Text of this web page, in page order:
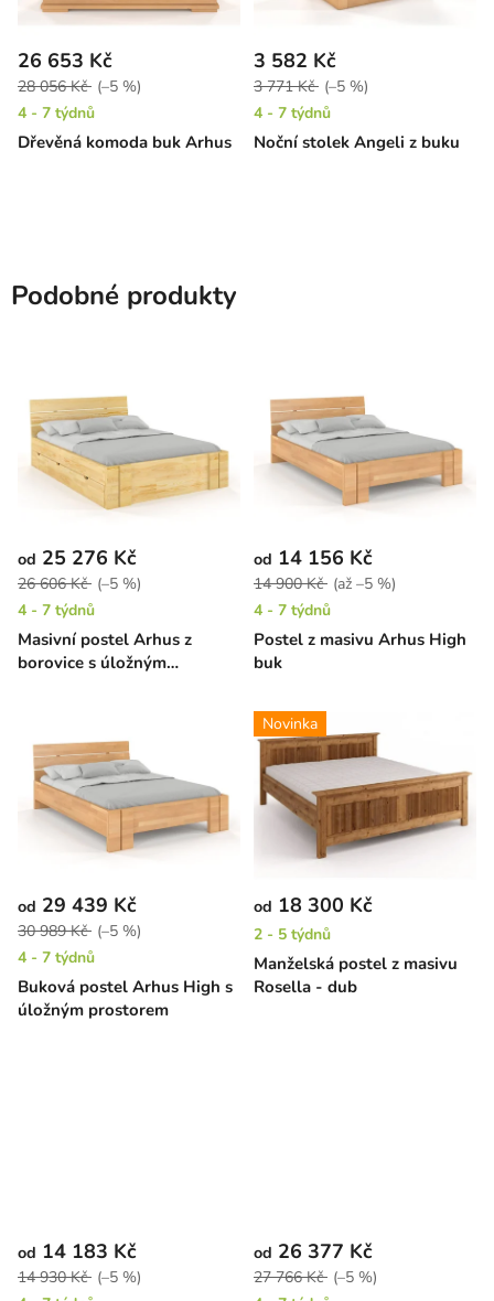
Dřevěná komoda buk Arhus
26 653 Kč
28 056 Kč (–5 %)
4 - 7 týdnů
Noční stolek Angeli z buku
3 582 Kč
3 771 Kč (–5 %)
4 - 7 týdnů
Podobné produkty
Masivní postel Arhus z
borovice s úložným
od 25 276 Kč
26 606 Kč (–5 %)
4 - 7 týdnů
Postel z masivu Arhus High
buk
od 14 156 Kč
14 900 Kč (až –5 %)
4 - 7 týdnů
Buková postel Arhus High s
úložným prostorem
od 29 439 Kč
30 989 Kč (–5 %)
4 - 7 týdnů
Novinka
Manželská postel z masivu
Rosella - dub
od 18 300 Kč
2 - 5 týdnů
od 14 183 Kč
14 930 Kč (–5 %)
od 26 377 Kč
27 766 Kč (–5 %)